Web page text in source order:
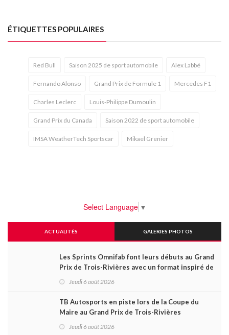
ÉTIQUETTES POPULAIRES
Red Bull Saison 2025 de sport automobile Alex Labbé
Fernando Alonso Grand Prix de Formule 1 Mercedes F1
Charles Leclerc Louis-Philippe Dumoulin
Grand Prix du Canada Saison 2022 de sport automobile
IMSA WeatherTech Sportscar Mikael Grenier
Select Language ▼
ACTUALITÉS GALERIES PHOTOS
Les Sprints Omnifab font leurs débuts au Grand
Prix de Trois-Rivières avec un format inspiré de
Jeudi 6 août 2026
TB Autosports en piste lors de la Coupe du
Maire au Grand Prix de Trois-Rivières
Jeudi 6 août 2026